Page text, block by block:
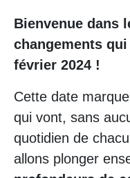
Bienvenue dans
changements
février 2024 !
Cette date
qui vont, sans
quotidien de
allons plonger